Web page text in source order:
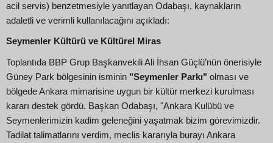
acil servis) benzetmesiyle yanıtlayan Odabaşı, kaynakların
adaletli ve verimli kullanılacağını açıkladı:
Seymenler Kültürü ve Kültürel Miras
Toplantıda BBP Grup Başkanvekili Ali İhsan Güçlü’nün önerisiyle
Güney Park bölgesinin isminin "Seymenler Parkı" olması ve
bölgede Ankara mimarisine uygun bir kültür merkezi kurulması
kararı destek gördü. Başkan Odabaşı, "Ankara Kulübü ve
Seymenlerimizin kadim geleneğini yaşatmak bizim görevimizdir.
Tadilat talimatlarını verdim, meclis kararıyla burayı Ankara